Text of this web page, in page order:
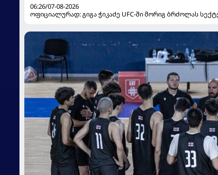
06:26/07-08-2026
ოფიციალურად: გიგა ჭიკაძე UFC-ში მორიგ ბრძოლას